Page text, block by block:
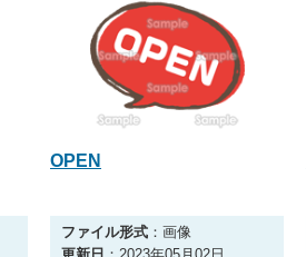
OPEN
ファイル形式 ：画像